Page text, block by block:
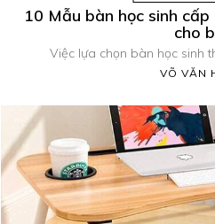
10 Mẫu bàn học sinh
cho
Việc lựa chọn bàn học sinh
VÕ VĂN